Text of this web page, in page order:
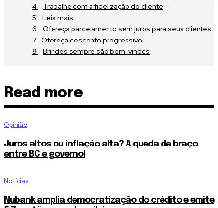
Trabalhe com a fidelização do cliente
Leia mais:
Ofereça parcelamento sem juros para seus clientes
Ofereça desconto progressivo
Brindes sempre são bem-vindos
Read more
Opinião
Juros altos ou inflação alta? A queda de braço
entre BC e governo!
Notícias
Nubank amplia democratização do crédito e emite